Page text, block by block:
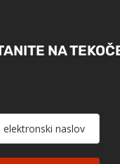
NA